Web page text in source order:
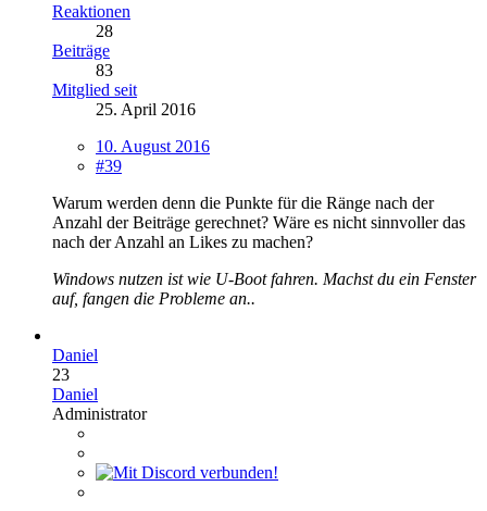
Reaktionen
28
Beiträge
83
Mitglied seit
25. April 2016
10. August 2016
#39
Warum werden denn die Punkte für die Ränge nach der
Anzahl der Beiträge gerechnet? Wäre es nicht sinnvoller das
nach der Anzahl an Likes zu machen?
Windows nutzen ist wie U-Boot fahren. Machst du ein Fenster
auf, fangen die Probleme an..
Daniel
23
Daniel
Administrator